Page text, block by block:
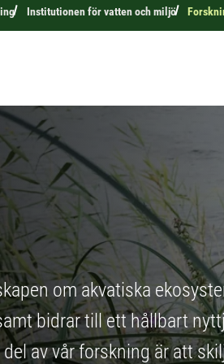
Institutionen för vatten och miljö
om akvatiska
bidrar till ett hållbart
av vår forskning är att